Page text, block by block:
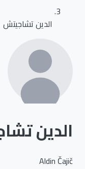
الدين تشاجيتش
الدين
Aldin Čajič